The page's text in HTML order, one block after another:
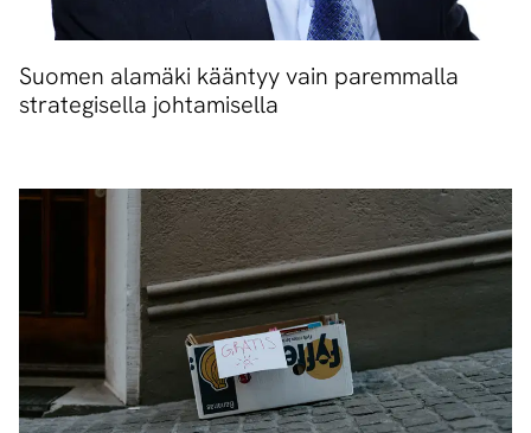
Suomen alamäki kääntyy vain paremmalla
strategisella johtamisella